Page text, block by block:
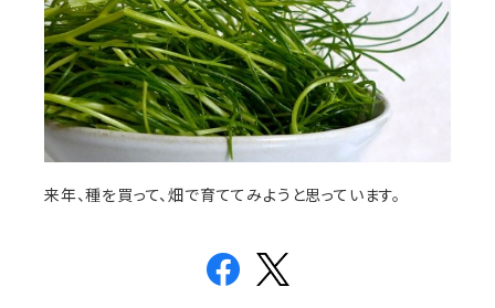
来年、種を買って、畑で育ててみようと思っています。